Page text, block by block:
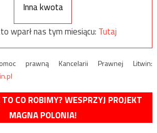
Inna kwota
wparł nas tym miesiącu: Tutaj
prawną Kancelarii Prawnej Litwin:
CO ROBIMY? WESPRZYJ PROJEKT
MAGNA POLONIA!